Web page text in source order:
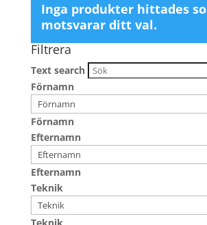
Inga produkter hittades
motsvarar ditt val.
Filtrera
Text search
Förnamn
Förnamn
Efternamn
Efternamn
Teknik